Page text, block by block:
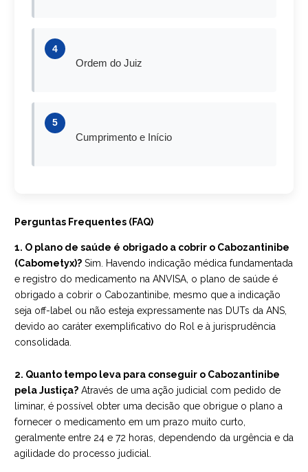
4
Ordem do Juiz
5
Cumprimento e Início
Perguntas Frequentes (FAQ)
1. O plano de saúde é obrigado a cobrir o Cabozantinibe
(Cabometyx)? Sim. Havendo indicação médica fundamentada
e registro do medicamento na ANVISA, o plano de saúde é
obrigado a cobrir o Cabozantinibe, mesmo que a indicação
seja off-label ou não esteja expressamente nas DUTs da ANS,
devido ao caráter exemplificativo do Rol e à jurisprudência
consolidada.
2. Quanto tempo leva para conseguir o Cabozantinibe
pela Justiça? Através de uma ação judicial com pedido de
liminar, é possível obter uma decisão que obrigue o plano a
fornecer o medicamento em um prazo muito curto,
geralmente entre 24 e 72 horas, dependendo da urgência e da
agilidade do processo judicial.